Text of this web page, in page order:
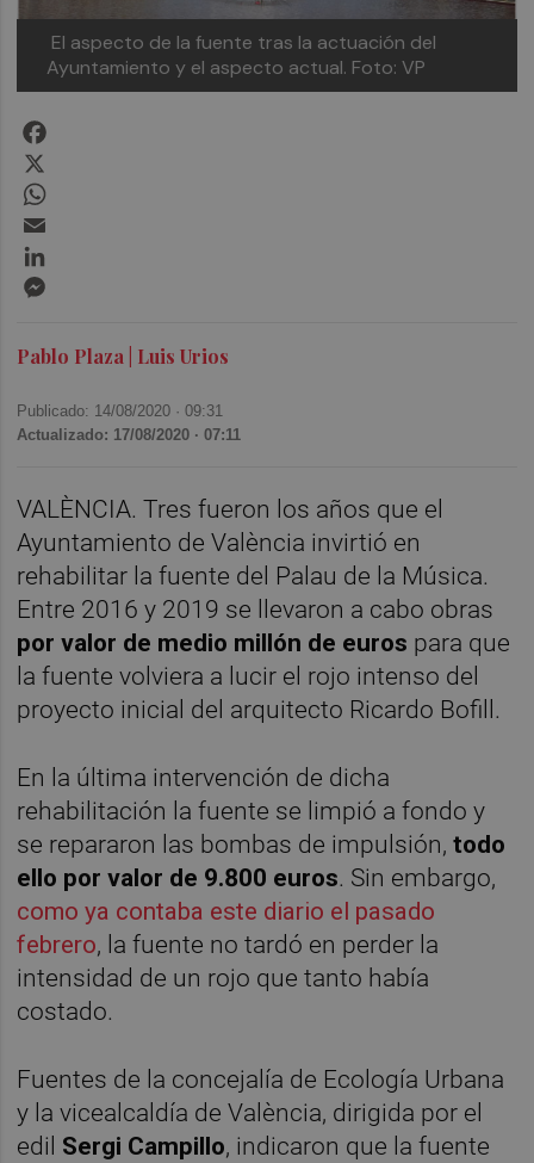
El aspecto de la fuente tras la actuación del
Ayuntamiento y el aspecto actual. Foto: VP
Pablo Plaza | Luis Urios
Publicado: 14/08/2020 ·09:31
Actualizado: 17/08/2020 · 07:11
VALÈNCIA. Tres fueron los años que el
Ayuntamiento de València invirtió en
rehabilitar la fuente del Palau de la Música.
Entre 2016 y 2019 se llevaron a cabo obras
por valor de medio millón de euros para que
la fuente volviera a lucir el rojo intenso del
proyecto inicial del arquitecto Ricardo Bofill.
En la última intervención de dicha
rehabilitación la fuente se limpió a fondo y
se repararon las bombas de impulsión,todo
ello por valor de 9.800 euros. Sin embargo,
como ya contaba este diario el pasado
febrero, la fuente no tardó en perder la
intensidad de un rojo que tanto había
costado.
Fuentes de la concejalía de Ecología Urbana
y la vicealcaldía de València, dirigida por el
edil Sergi Campillo, indicaron que la fuente